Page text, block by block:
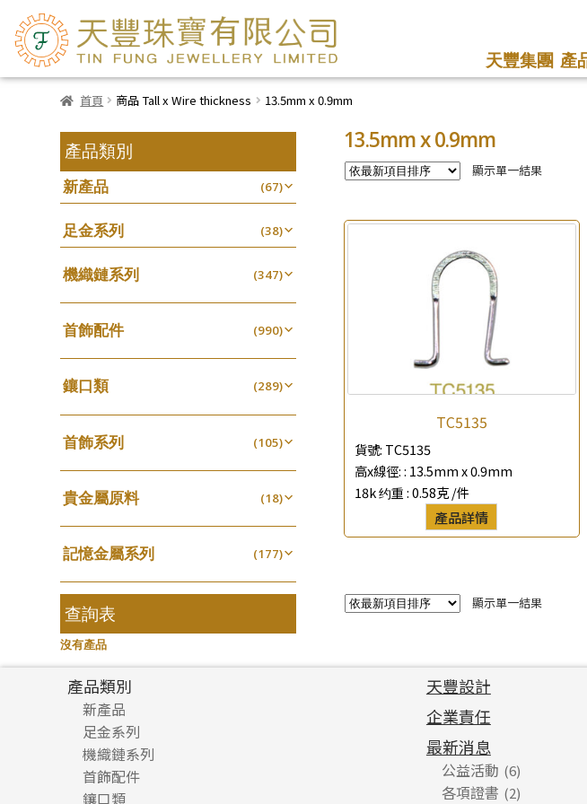
天豐集團 產
首頁 商品 Tall x Wire thickness 13.5mm x 0.9mm
13.5mm x 0.9mm
顯示單一結果
TC5135
貨號: TC5135
高x線徑: : 13.5mm x 0.9mm
18k 约重 :0.58克 /件
產品詳情
產品查詢
你的名字
公司名稱
*e-mail
*聯絡電話
查詢以下產品
顯示單一結果
產品類別
新產品 (67)
足金系列 (38)
機織鏈系列 (347)
珠仔鏈 (25)
镶口链 (61)
管狀網鏈 (11)
十字鏈系列 (56)
十字車花鏈系列 (48)
十字閃O鏈系列 (27)
十字錘打鏈系列 (17)
側身車花鏈系列 (8)
側身鏈系列
肖邦鏈系列 (14)
雙十字鏈系列 (4)
水波鏈系列
蛇骨鏈系列
鏈尾系列
盒子鏈系列
嘴唇鏈系列
竹節鏈系列
S車花鏈系列
首飾配件 (990)
耳環類配件 (341)
卷迫系列 (13)
螺絲迫系列 (15)
梅花迫系列 (19)
平臺迫系列 (74)
綫拍系列 (42)
美拍系列 (16)
耳針系列 (6)
耳環扣系列
耳綫/耳鈎系列
耳環爪頭
耳環
鏈類配件
調節珠系列
生圈扣系列
鴨俐制系列
字母吊墜
相盒吊墜 (11)
生肖吊墜
管扣系列
星座吊墜
水泡扣
其他類配件 (161)
珠盤系列 (16)
袖口鈕系列 (7)
焊片及鐳射綫 (2)
空心車花管 (19)
其他 (104)
無孔光身珠 (7)
無孔批花珠
空心批花珠 (22)
鑲口類 (289)
四爪頭系列 (20)
六爪頭系列 (41)
車花片 (35)
動感車花片 (20)
鑲口戒指 (16)
鑲口手鏈系列 (146)
首飾系列 (105)
手镯系列 (8)
戒指系列 (8)
空心耳環 (27)
空心车花管首饰链 (15)
空心手鐲系列 (8)
牛仔鏈
貴金屬原料 (18)
千足金 (18)
記憶金屬系列 (177)
記憶戒指 (30)
拉簧珠珠手鏈
記憶鈦手鐲
查詢表
沒有產品
產品類別
新產品
足金系列
足金配件
機織鏈系列
珠仔鏈
镶口链
首飾配件
耳環類配件
鑲口類
天豐設計
企業責任
最新消息
公益活動 (6)
各項證書 (2)